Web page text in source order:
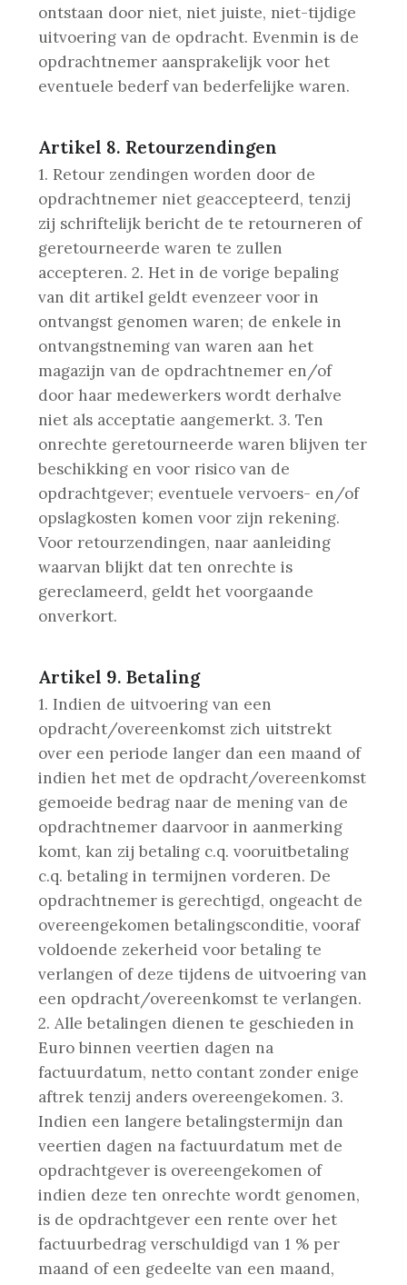
ontstaan door niet, niet juiste, niet-tijdige
uitvoering van de opdracht. Evenmin is de
opdrachtnemer aansprakelijk voor het
eventuele bederf van bederfelijke waren.
Artikel 8. Retourzendingen
1. Retour zendingen worden door de
opdrachtnemer niet geaccepteerd, tenzij
zij schriftelijk bericht de te retourneren of
geretourneerde waren te zullen
accepteren. 2. Het in de vorige bepaling
van dit artikel geldt evenzeer voor in
ontvangst genomen waren; de enkele in
ontvangstneming van waren aan het
magazijn van de opdrachtnemer en/of
door haar medewerkers wordt derhalve
niet als acceptatie aangemerkt. 3. Ten
onrechte geretourneerde waren blijven ter
beschikking en voor risico van de
opdrachtgever; eventuele vervoers- en/of
opslagkosten komen voor zijn rekening.
Voor retourzendingen, naar aanleiding
waarvan blijkt dat ten onrechte is
gereclameerd, geldt het voorgaande
onverkort.
Artikel 9. Betaling
1. Indien de uitvoering van een
opdracht/overeenkomst zich uitstrekt
over een periode langer dan een maand of
indien het met de opdracht/overeenkomst
gemoeide bedrag naar de mening van de
opdrachtnemer daarvoor in aanmerking
komt, kan zij betaling c.q. vooruitbetaling
c.q. betaling in termijnen vorderen. De
opdrachtnemer is gerechtigd, ongeacht de
overeengekomen betalingsconditie, vooraf
voldoende zekerheid voor betaling te
verlangen of deze tijdens de uitvoering van
een opdracht/overeenkomst te verlangen.
2. Alle betalingen dienen te geschieden in
Euro binnen veertien dagen na
factuurdatum, netto contant zonder enige
aftrek tenzij anders overeengekomen. 3.
Indien een langere betalingstermijn dan
veertien dagen na factuurdatum met de
opdrachtgever is overeengekomen of
indien deze ten onrechte wordt genomen,
is de opdrachtgever een rente over het
factuurbedrag verschuldigd van 1 % per
maand of een gedeelte van een maand,